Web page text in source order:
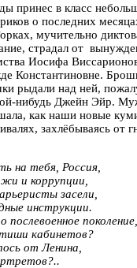
принес в класс
о последних
мучительно
страдал от
Иосифа
Константиновне.
рыдали над ней,
нибудь Джейн Эйр.
как наши новые
захлёбываясь от
на тебя, Россия,
и коррупции,
засели,
инструкции.
поколение,
кабинетов?
от Ленина,